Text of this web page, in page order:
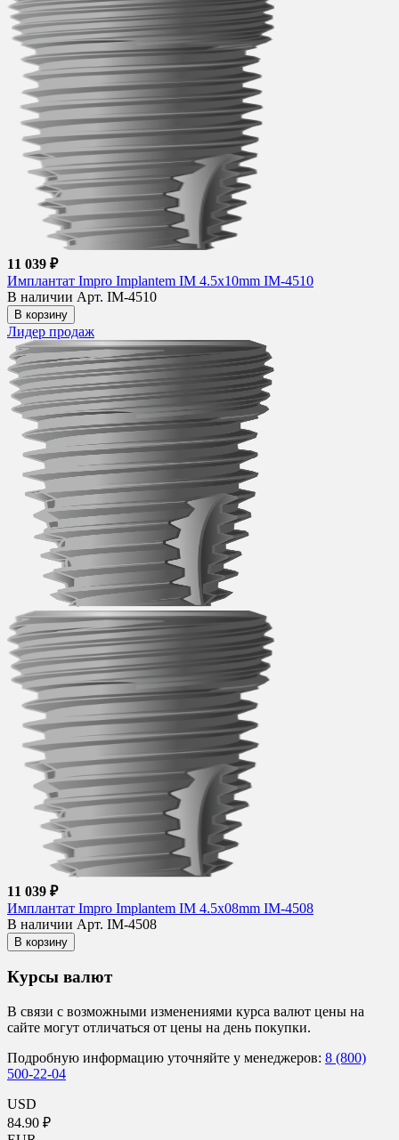
11 039 ₽
Имплантат Impro Implantem IM 4.5x10mm IM-4510
В наличии Арт. IM-4510
В корзину
Лидер продаж
11 039 ₽
Имплантат Impro Implantem IM 4.5x08mm IM-4508
В наличии Арт. IM-4508
В корзину
Курсы валют
В связи с возможными изменениями курса валют цены на
сайте могут отличаться от цены на день покупки.
Подробную информацию уточняйте у менеджеров: 8 (800)
500-22-04
USD
84.90 ₽